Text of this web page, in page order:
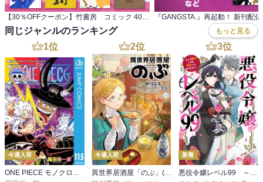
『GANGSTA.』再起動！ 新刊配
同じジャンルのランキング もっと見る
1位
今週入荷
ONE PIECE モノクロ版 115
2位
今週入荷
異世界居酒屋「のぶ」(22)
3位
新着
悪役令嬢レベル99 ～私は裏ボスですが魔王ではありません～ その６